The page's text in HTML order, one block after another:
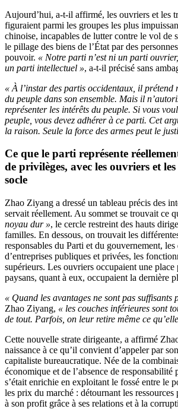
Aujourd’hui, a-t-il affirmé, les ouvriers et les
figuraient parmi les groupes les plus
chinoise, incapables de lutter contre le vol de
le pillage des biens de l’État par des
pouvoir. « Notre parti n’est ni un parti
un parti intellectuel », a-t-il précisé sans
« À l’instar des partis occidentaux, il prétend
du peuple dans son ensemble. Mais il
représenter les intérêts du peuple. Si vous
peuple, vous devez adhérer à ce parti. Cet
la raison. Seule la force des armes peut le
Ce que le parti représente
de privilèges, avec les ouvriers et
socle
Zhao Ziyang a dressé un tableau précis des
servait réellement. Au sommet se trouvait ce
noyau dur », le cercle restreint des hauts
familles. En dessous, on trouvait les
responsables du Parti et du gouvernement, les
d’entreprises publiques et privées, les
supérieurs. Les ouvriers occupaient une place
paysans, quant à eux, occupaient la dernière
« Quand les avantages ne sont pas suffisants
Zhao Ziyang, « les couches inférieures sont
de tout. Parfois, on leur retire même ce
Cette nouvelle strate dirigeante, a affirmé
naissance à ce qu’il convient d’appeler par
capitaliste bureaucratique. Née de la
économique et de l’absence de responsabilité
s’était enrichie en exploitant le fossé entre le
les prix du marché : détournant les ressources
à son profit grâce à ses relations et à la